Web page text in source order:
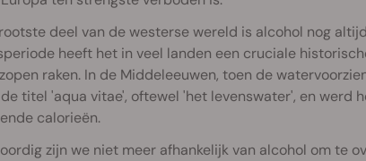
deel van de westerse wereld is alcohol nog
heeft het in veel landen een cruciale
raken. In de Middeleeuwen, toen de
titel 'aqua vitae', oftewel 'het levenswater', en werd
calorieën.
zijn we niet meer afhankelijk van alcohol om te